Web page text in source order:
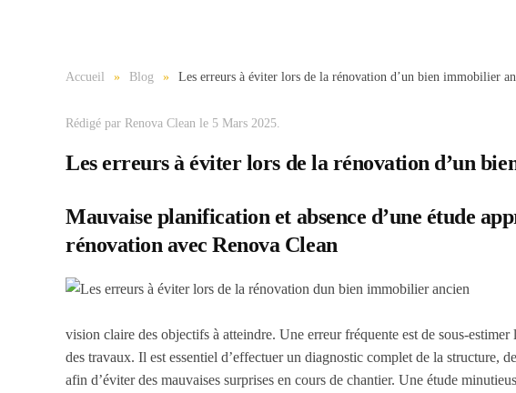
Accueil Blog Les erreurs à éviter lors de la rénovation d’un bien immobilier
Rédigé par Renova Clean le 5 Mars 2025.
Les erreurs à éviter lors de la rénovation d’un
Mauvaise planification et absence d’une étude
rénovation avec Renova Clean
vision claire des objectifs à atteindre. Une erreur fréquente est de sous-
des travaux. Il est essentiel d’effectuer un diagnostic complet de la structure,
afin d’éviter des mauvaises surprises en cours de chantier. Une étude